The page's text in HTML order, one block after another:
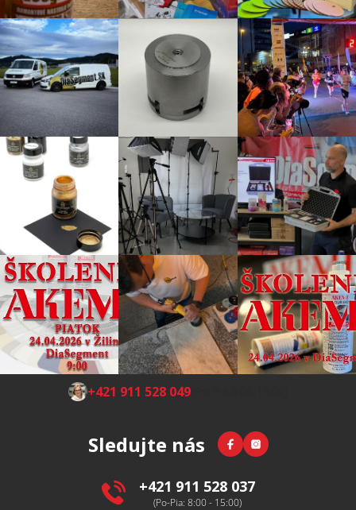
Z +421 911 528 049(Po-Pia 8:00-15:00)
Sledujte nás Facebook
Instagram
+421 911 528 037
(Po-Pia: 8:00 - 15:00)